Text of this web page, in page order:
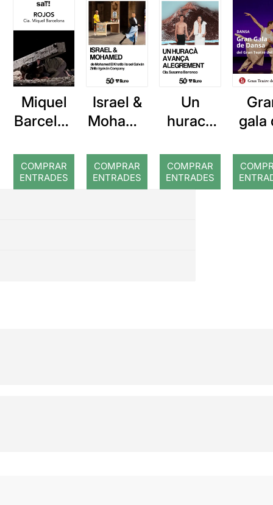
Miquel
Barcelon
COMPRAR
ENTRADES
Israel &
Mohame
COMPRAR
ENTRADES
Un
huracà
alegrem
ent
COMPRAR
ENTRADES
gala